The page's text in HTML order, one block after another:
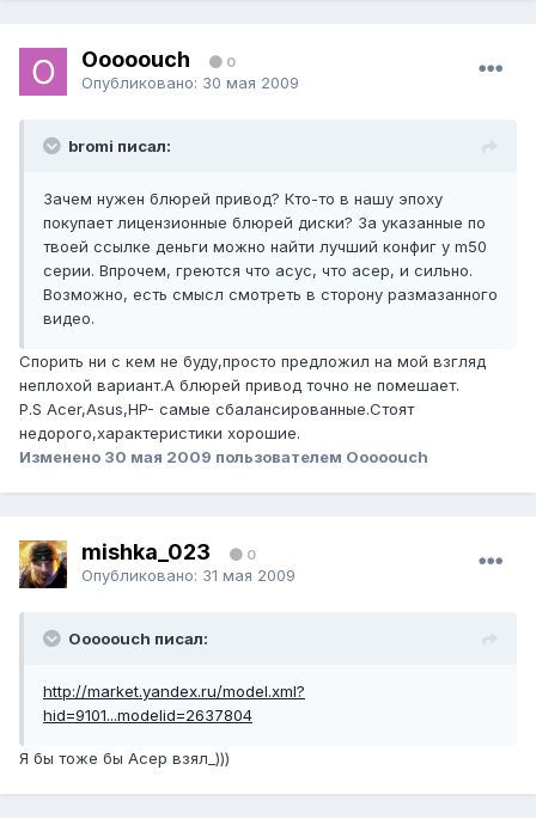
Ooooouch 0
Опубликовано: 30 мая 2009
bromi писал:
Зачем нужен блюрей привод? Кто-то в нашу эпоху
покупает лицензионные блюрей диски? За указанные по
твоей ссылке деньги можно найти лучший конфиг у m50
серии. Впрочем, греются что асус, что асер, и сильно.
Возможно, есть смысл смотреть в сторону размазанного
видео.
Спорить ни с кем не буду,просто предложил на мой взгляд
неплохой вариант.А блюрей привод точно не помешает.
P.S Acer,Asus,HP- самые сбалансированные.Стоят
недорого,характеристики хорошие.
Изменено 30 мая 2009 пользователем Ooooouch
mishka_023 0
Опубликовано: 31 мая 2009
Ooooouch писал:
http://market.yandex.ru/model.xml?
hid=9101...modelid=2637804
Я бы тоже бы Асер взял_)))